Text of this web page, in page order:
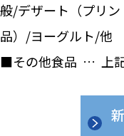
般/デザート（プリ
品）/ヨーグルト/他
■その他食品 … 上